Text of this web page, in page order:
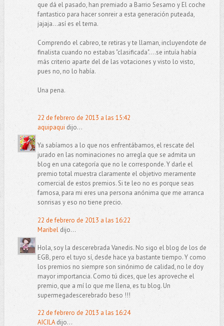
que dá el pasado, han premiado a Barrio Sesamo y El coche
fantastico para hacer sonreir a esta generación puteada,
jajaja...así es el tema.
Comprendo el cabreo, te retiras y te llaman, incluyendote de
finalista cuando no estabas "clasificada"....se intuía había
más criterio aparte del de las votaciones y visto lo visto,
pues no, no lo había.
Una pena.
22 de febrero de 2013 a las 15:42
aquipaqui dijo...
Ya sabíamos a lo que nos enfrentábamos, el rescate del
jurado en las nominaciones no arregla que se admita un
blog en una categoría que no le corresponde. Y darle el
premio total muestra claramente el objetivo meramente
comercial de estos premios. Si te leo no es porque seas
famosa, para mi eres una persona anónima que me arranca
sonrisas y eso no tiene precio.
22 de febrero de 2013 a las 16:22
Maribeldijo...
Hola, soy la descerebrada Vanedis. No sigo el blog de los de
EGB, pero el tuyo sí, desde hace ya bastante tiempo. Y como
los premios no siempre son sinónimo de calidad, no le doy
mayor importancia. Como tú dices, que les aproveche el
premio, que a mí lo que me llena, es tu blog. Un
supermegadescerebrado beso !!!
22 de febrero de 2013 a las 16:24
AICILAdijo...